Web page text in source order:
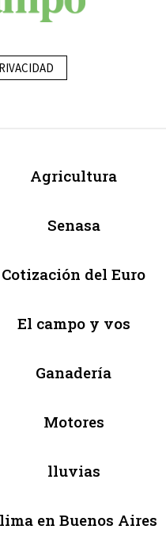
Agricultura
Senasa
Cotización del Euro
El campo y vos
Ganadería
Motores
lluvias
en Buenos Aires